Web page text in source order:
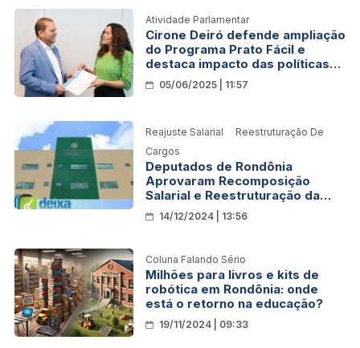
Atividade Parlamentar
Cirone Deiró defende ampliação
do Programa Prato Fácil e
destaca impacto das políticas
sociais em Rondônia
05/06/2025 | 11:57
Reajuste Salarial
Reestruturação De
Cargos
Deputados de Rondônia
Aprovaram Recomposição
Salarial e Reestruturação da
Defensoria Pública.
14/12/2024 | 13:56
Coluna Falando Sério
Milhões para livros e kits de
robótica em Rondônia: onde
está o retorno na educação?
19/11/2024 | 09:33